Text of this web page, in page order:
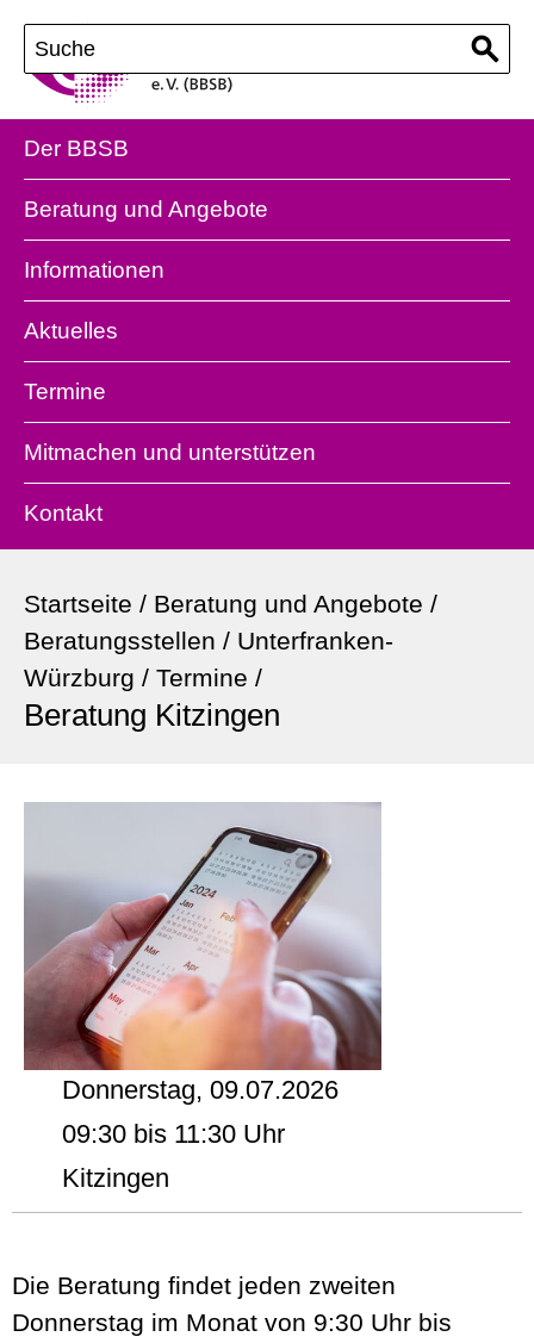
Der BBSB
Beratung und Angebote
Informationen
Aktuelles
Termine
Mitmachen und unterstützen
Kontakt
Startseite / Beratung und Angebote /
Beratungsstellen / Unterfranken-
Würzburg / Termine /
Beratung Kitzingen
Donnerstag, 09.07.2026
09:30 bis 11:30 Uhr
Kitzingen
Die Beratung findet jeden zweiten
Donnerstag im Monat von 9:30 Uhr bis